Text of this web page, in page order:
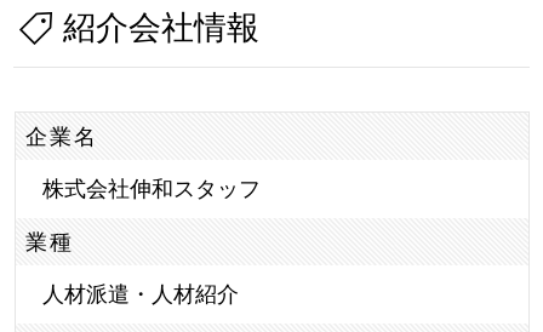
紹介会社情報
企業名
株式会社伸和スタッフ
業種
人材派遣・人材紹介